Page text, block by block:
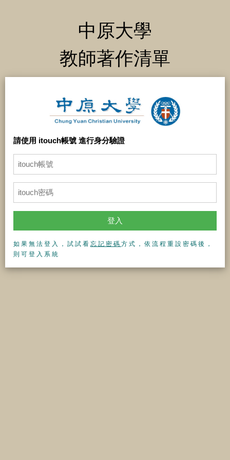
中原大學
教師著作清單
請使用 itouch帳號 進行身分驗證
登入
如果無法登入，試試看 忘記密碼 方式，依流程重設密碼後，
則可登入系統